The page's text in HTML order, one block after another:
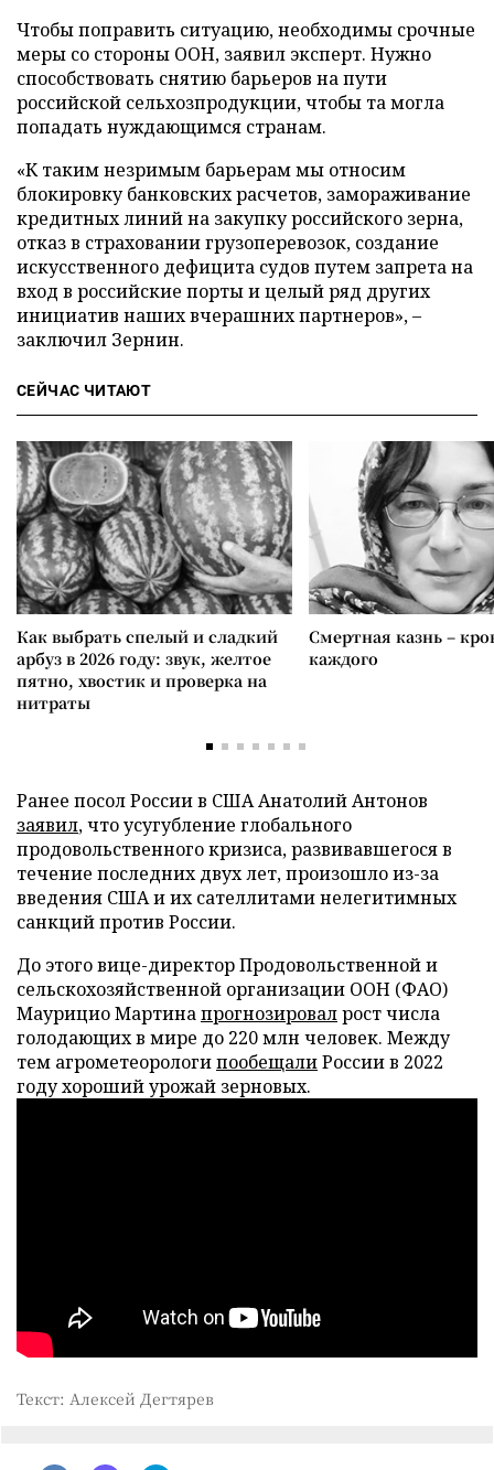
Чтобы поправить ситуацию, необходимы срочные
меры со стороны ООН, заявил эксперт. Нужно
способствовать снятию барьеров на пути
российской сельхозпродукции, чтобы та могла
попадать нуждающимся странам.
«К таким незримым барьерам мы относим
блокировку банковских расчетов, замораживание
кредитных линий на закупку российского зерна,
отказ в страховании грузоперевозок, создание
искусственного дефицита судов путем запрета на
вход в российские порты и целый ряд других
инициатив наших вчерашних партнеров», –
заключил Зернин.
СЕЙЧАС ЧИТАЮТ
Как выбрать спелый и сладкий
арбуз в 2026 году: звук, желтое
пятно, хвостик и проверка на
нитраты
Смертная казнь –
каждого
Ранее посол России в США Анатолий Антонов
заявил, что усугубление глобального
продовольственного кризиса, развивавшегося в
течение последних двух лет, произошло из-за
введения США и их сателлитами нелегитимных
санкций против России.
До этого вице-директор Продовольственной и
сельскохозяйственной организации ООН (ФАО)
Маурицио Мартинапрогнозировалрост числа
голодающих в мире до 220 млн человек. Между
тем агрометеорологипообещалиРоссии в 2022
году хороший урожай зерновых.
Текст: Алексей Дегтярев